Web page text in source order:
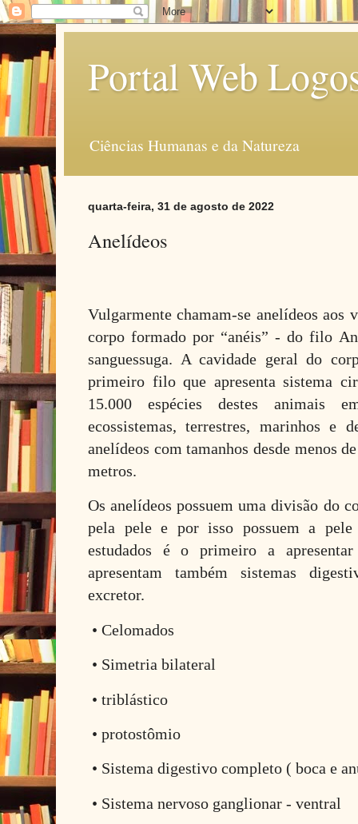
Portal Web
Ciências Humanas e da Natureza
quarta-feira, 31 de agosto de 2022
Anelídeos
Vulgarmente chamam-se anelídeos aos
corpo formado por “anéis” - do filo
sanguessuga. A cavidade geral do
primeiro filo que apresenta sistema
15.000 espécies destes animais
ecossistemas, terrestres, marinhos e
anelídeos com tamanhos desde menos
metros.
Os anelídeos possuem uma divisão do
pela pele e por isso possuem a
estudados é o primeiro a
apresentam também sistemas
excretor.
• Celomados
• Simetria bilateral
• triblástico
• protostômio
• Sistema digestivo completo ( boca e
• Sistema nervoso ganglionar - ventral